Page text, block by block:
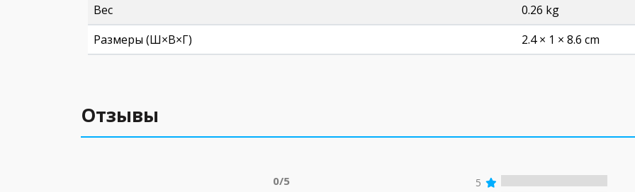
Вес
0.26 kg
Размеры (Ш×В×Г)
2.4 × 1 × 8.6 cm
Отзывы
0/5
5